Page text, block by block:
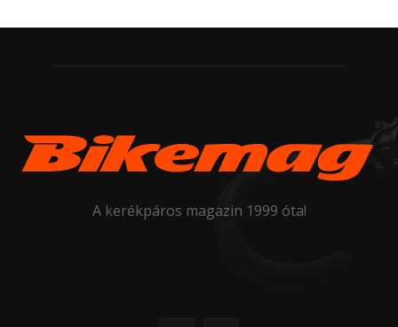
A kerékpáros magazin 1999 óta!